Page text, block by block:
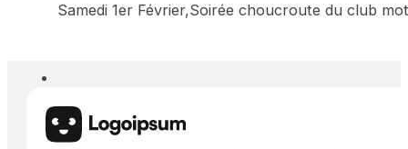
Samedi 1er Février,Soirée choucroute du club